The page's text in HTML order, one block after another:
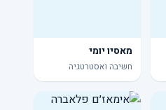
מאסיו יומי
חשיבה ואסטרטגיה